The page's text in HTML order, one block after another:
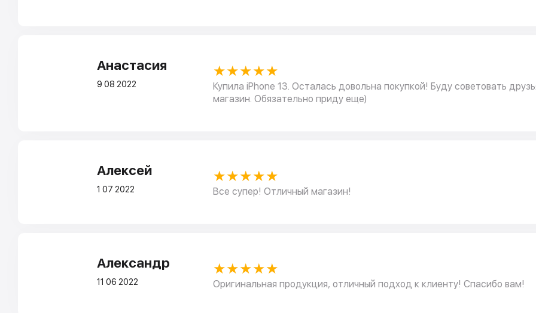
Анастасия
9 08 2022
★★★★★
Купила iPhone 13. Осталась довольна покупкой! Буду советовать
магазин. Обязательно приду еще)
Алексей
1 07 2022
★★★★★
Все супер! Отличный магазин!
Александр
11 06 2022
★★★★★
Оригинальная продукция, отличный подход к клиенту! Спасибо вам!